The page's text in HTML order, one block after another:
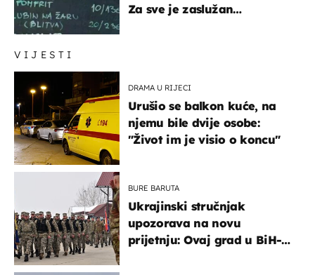
VIJESTI
DRAMA U RIJECI
Urušio se balkon kuće, na
njemu bile dvije osobe:
"Život im je visio o koncu"
BURE BARUTA
Ukrajinski stručnjak
upozorava na novu
prijetnju: Ovaj grad u BiH-u
Za sve je zaslužan